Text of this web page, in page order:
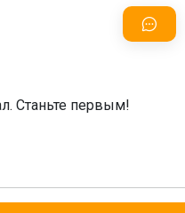
Станьте первым!